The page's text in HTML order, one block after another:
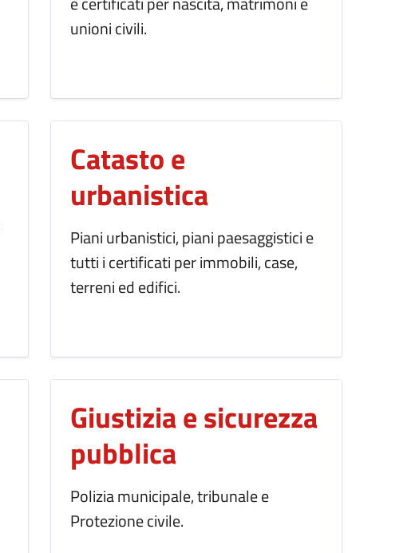
unioni civili.
Catasto e
urbanistica
Piani urbanistici, piani paesaggistici e
tutti i certificati per immobili, case,
terreni ed edifici.
Giustizia e sicurezza
pubblica
Polizia municipale, tribunale e
Protezione civile.